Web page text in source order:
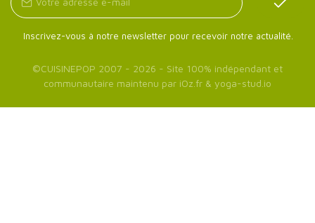
Inscrivez-vous à notre newsletter pour recevoir notre actualité.
©CUISINEPOP 2007 - 2026 - Site 100% indépendant et
communautaire maintenu par iOz.fr & yoga-stud.io